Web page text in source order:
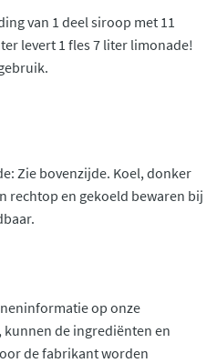
van 1 deel siroop met 11
levert 1 fles 7 liter limonade!
Zie bovenzijde. Koel, donker
rechtop en gekoeld bewaren bij
op onze
kunnen de ingrediënten en
de fabrikant worden